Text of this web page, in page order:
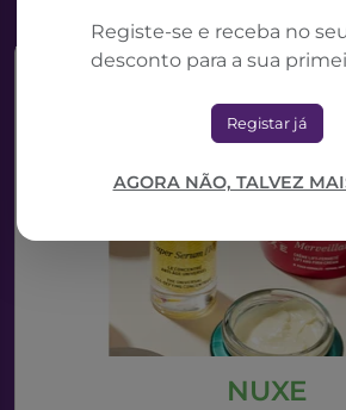
Registe-se e receba no
desconto para a sua
Registar já
AGORA NÃO, TALVEZ
NUXE